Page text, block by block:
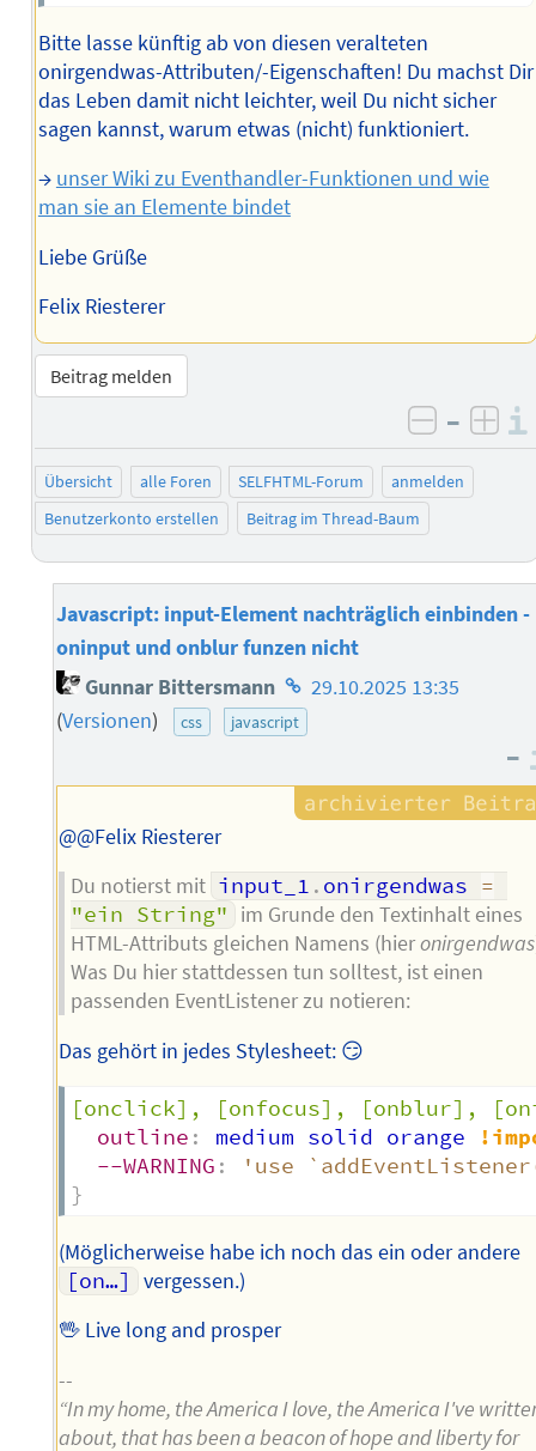
Bitte lasse künftig ab von diesen veralteten
onirgendwas-Attributen/-Eigenschaften! Du machst Dir
das Leben damit nicht leichter, weil Du nicht sicher
sagen kannst, warum etwas (nicht) funktioniert.
→ unser Wiki zu Eventhandler-Funktionen und wie
man sie an Elemente bindet
Liebe Grüße
Felix Riesterer
Beitrag melden
negativ
–
Übersicht alle Foren SELFHTML-Forum
anmelden
Benutzerkonto erstellen
Beitrag im Thread-Baum
Javascript: input-Element nachträglich einbinden -
oninput und onblur funzen nicht
Gunnar Bittersmann Homepage
des
29.10.2025 13:35
(Versionen) css javascript
–
@@Felix Riesterer
Du notierst mit input_1 . onirgendwas =
"ein String" im Grunde den Textinhalt eines
HTML-Attributs gleichen Namens (hieronirgendwas
Was Du hier stattdessen tun solltest, ist einen
passenden EventListener zu notieren:
Das gehört in jedes Stylesheet: 😏
[onclick], [onfocus], [onblur],
outline : medium solid orange
--WARNING :
'use
}
(Möglicherweise habe ich noch das ein oder andere
[on…]
vergessen.)
🖖 Live long and prosper
--
“In my home, the America I love, the America I've
about, that has been a beacon of hope and liberty for